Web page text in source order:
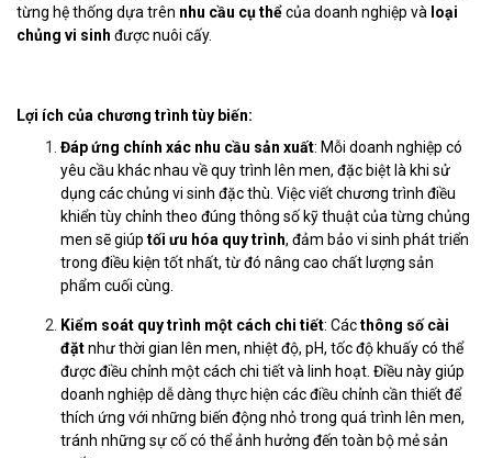
từng hệ thống dựa trên nhu cầu cụ thểcủa doanh nghiệp và loại
chủng vi sinh được nuôi cấy.
Lợi ích của chương trình tùy biến:
Đáp ứng chính xác nhu cầu sản xuất: Mỗi doanh nghiệp có
yêu cầu khác nhau về quy trình lên men, đặc biệt là khi sử
dụng các chủng vi sinh đặc thù. Việc viết chương trình điều
khiển tùy chỉnh theo đúng thông số kỹ thuật của từng chủng
men sẽ giúp tối ưu hóa quy trình, đảm bảo vi sinh phát triển
trong điều kiện tốt nhất, từ đó nâng cao chất lượng sản
phẩm cuối cùng.
Kiểm soát quy trình một cách chi tiết: Cácthông số cài
đặtnhư thời gian lên men, nhiệt độ, pH, tốc độ khuấy có thể
được điều chỉnh một cách chi tiết và linh hoạt. Điều này giúp
doanh nghiệp dễ dàng thực hiện các điều chỉnh cần thiết để
thích ứng với những biến động nhỏ trong quá trình lên men,
tránh những sự cố có thể ảnh hưởng đến toàn bộ mẻ sản